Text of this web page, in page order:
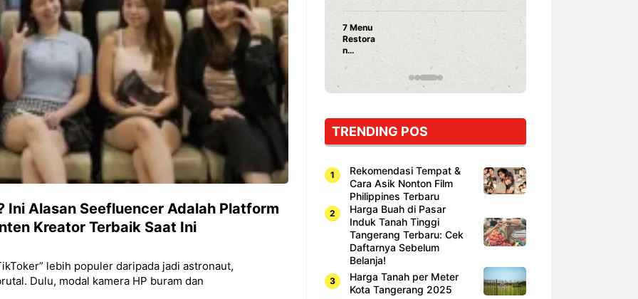
Ini Alasan Seefluencer Adalah Platform
Kreator Terbaik Saat Ini
lebih populer daripada jadi astronaut,
Dulu, modal kamera HP buram dan
Dari Iseng Jadi Cuan: Kisah
TUM_ATUL yang Ubah
Hampers Jadi Bisnis Kece
7 Menu
Restora
n
Jepang
Wajib
Dicoba,
Bukan
Cuma
Sushi!
Nunung Srimulat & Vicky
Prasetyo Buka Restoran
Ayam Panggang! Cuma Rp
Mami Bikin Nagih!
TRENDING POS
Rekomendasi Tempat &
Cara Asik Nonton Film
Philippines Terbaru
Harga Buah di Pasar
Induk Tanah Tinggi
Tangerang Terbaru: Cek
Daftarnya Sebelum
Belanja!
Harga Tanah per Meter
Kota Tangerang 2025